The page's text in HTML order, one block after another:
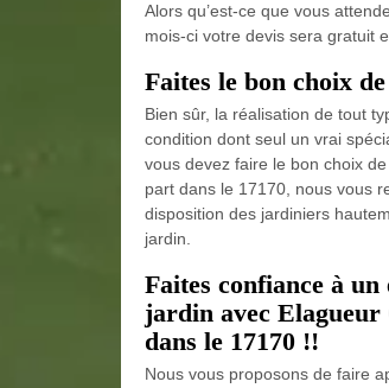
Alors qu’est-ce que vous
mois-ci votre devis sera gratuit
Faites le bon choix
Bien sûr, la réalisation de tout
condition dont seul un vrai
vous devez faire le bon choix
part dans le 17170, nous vous
disposition des jardiniers
jardin.
Faites confiance à
jardin avec
dans le 17170 !!
Nous vous proposons de faire